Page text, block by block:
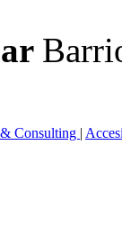
Consulting |